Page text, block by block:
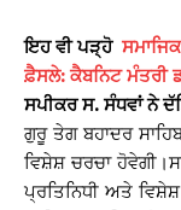
ਇਹ ਵੀ ਪੜ੍ਹੋ
ਫ਼ੈਸਲੇ: ਕੈਬਨਿਟ ਮੰਤਰੀ
ਸਪੀਕਰ ਸ. ਸੰਧਵਾਂ ਨੇ
ਗੁਰੂ ਤੇਗ ਬਹਾਦਰ
ਵਿਸ਼ੇਸ਼ ਚਰਚਾ
ਪ੍ਰਤਿਨਿਧੀ ਅਤੇ